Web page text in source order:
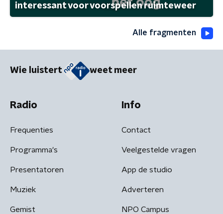
interessant voor voorspellen ruimteweer
Alle fragmenten
Wie luistert weet meer
Radio
Frequenties
Programma's
Presentatoren
Muziek
Gemist
Info
Contact
Veelgestelde vragen
App de studio
Adverteren
NPO Campus